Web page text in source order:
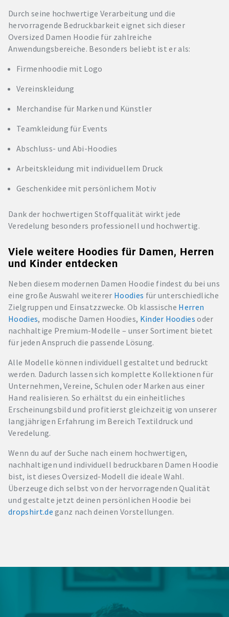
Durch seine hochwertige Verarbeitung und die
hervorragende Bedruckbarkeit eignet sich dieser
Oversized Damen Hoodie für zahlreiche
Anwendungsbereiche. Besonders beliebt ist er als:
Firmenhoodie mit Logo
Vereinskleidung
Merchandise für Marken und Künstler
Teamkleidung für Events
Abschluss- und Abi-Hoodies
Arbeitskleidung mit individuellem Druck
Geschenkidee mit persönlichem Motiv
Dank der hochwertigen Stoffqualität wirkt jede
Veredelung besonders professionell und hochwertig.
Viele weitere Hoodies für Damen, Herren
und Kinder entdecken
Neben diesem modernen Damen Hoodie findest du bei uns
eine große Auswahl weiterer Hoodies für unterschiedliche
Zielgruppen und Einsatzzwecke. Ob klassische Herren
Hoodies, modische Damen Hoodies, Kinder Hoodies oder
nachhaltige Premium-Modelle – unser Sortiment bietet
für jeden Anspruch die passende Lösung.
Alle Modelle können individuell gestaltet und bedruckt
werden. Dadurch lassen sich komplette Kollektionen für
Unternehmen, Vereine, Schulen oder Marken aus einer
Hand realisieren. So erhältst du ein einheitliches
Erscheinungsbild und profitierst gleichzeitig von unserer
langjährigen Erfahrung im Bereich Textildruck und
Veredelung.
Wenn du auf der Suche nach einem hochwertigen,
nachhaltigen und individuell bedruckbaren Damen Hoodie
bist, ist dieses Oversized-Modell die ideale Wahl.
Überzeuge dich selbst von der hervorragenden Qualität
und gestalte jetzt deinen persönlichen Hoodie bei
dropshirt.de ganz nach deinen Vorstellungen.